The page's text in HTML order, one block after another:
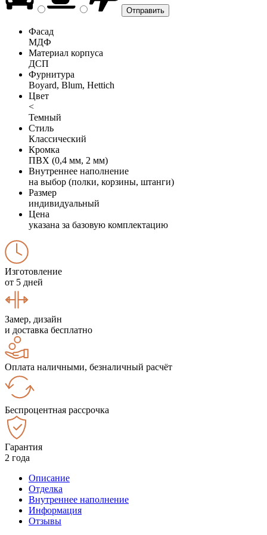
Фасад
МДФ
Материал корпуса
ДСП
Фурнитура
Boyard, Blum, Hettich
Цвет
<
Темный
Стиль
Классический
Кромка
ПВХ (0,4 мм, 2 мм)
Внутреннее наполнение
на выбор (полки, корзины, штанги)
Размер
индивидуальный
Цена
указана за базовую комплектацию
Изготовление
от 5 дней
Замер, дизайн
и доставка бесплатно
Оплата наличными, безналичный расчёт
Беспроцентная рассрочка
Гарантия
2 года
Описание
Отделка
Внутреннее наполнение
Информация
Отзывы